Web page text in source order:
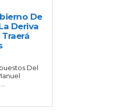
De
Deriva
Del